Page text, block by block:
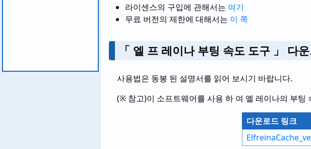
라이센스의 구입에 관해서는 여기
무료 버전의 제한에 대해서는 이 쪽
「 엘 프 레이나 부팅 속도 도구 」 다
사용법은 동봉 된 설명서를 읽어 보시기 바랍니다.
(※ 참고)이 소프트웨어를 사용 하 여 엘 레이나의 부팅
다운로드 링크